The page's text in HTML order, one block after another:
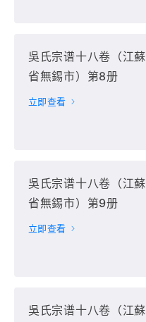
吳氏宗谱十八卷（江蘇
省無錫市）第8册
立即查看
吳氏宗谱十八卷（江蘇
省無錫市）第9册
立即查看
吳氏宗谱十八卷（江蘇